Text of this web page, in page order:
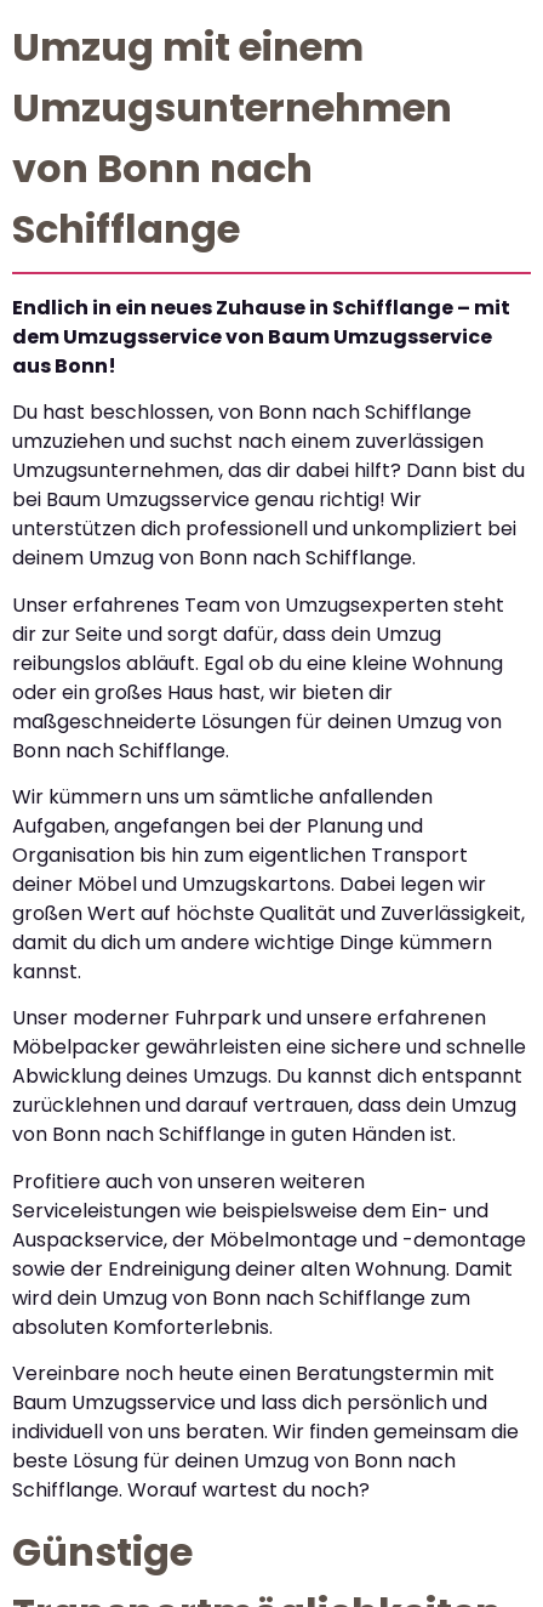
Umzug mit einem
Umzugsunternehmen
von Bonn nach
Schifflange
Endlich in ein neues Zuhause in Schifflange – mit
dem Umzugsservice von Baum Umzugsservice
aus Bonn!
Du hast beschlossen, von Bonn nach Schifflange
umzuziehen und suchst nach einem zuverlässigen
Umzugsunternehmen, das dir dabei hilft? Dann bist du
bei Baum Umzugsservice genau richtig! Wir
unterstützen dich professionell und unkompliziert bei
deinem Umzug von Bonn nach Schifflange.
Unser erfahrenes Team von Umzugsexperten steht
dir zur Seite und sorgt dafür, dass dein Umzug
reibungslos abläuft. Egal ob du eine kleine Wohnung
oder ein großes Haus hast, wir bieten dir
maßgeschneiderte Lösungen für deinen Umzug von
Bonn nach Schifflange.
Wir kümmern uns um sämtliche anfallenden
Aufgaben, angefangen bei der Planung und
Organisation bis hin zum eigentlichen Transport
deiner Möbel und Umzugskartons. Dabei legen wir
großen Wert auf höchste Qualität und Zuverlässigkeit,
damit du dich um andere wichtige Dinge kümmern
kannst.
Unser moderner Fuhrpark und unsere erfahrenen
Möbelpacker gewährleisten eine sichere und schnelle
Abwicklung deines Umzugs. Du kannst dich entspannt
zurücklehnen und darauf vertrauen, dass dein Umzug
von Bonn nach Schifflange in guten Händen ist.
Profitiere auch von unseren weiteren
Serviceleistungen wie beispielsweise dem Ein- und
Auspackservice, der Möbelmontage und -demontage
sowie der Endreinigung deiner alten Wohnung. Damit
wird dein Umzug von Bonn nach Schifflange zum
absoluten Komforterlebnis.
Vereinbare noch heute einen Beratungstermin mit
Baum Umzugsservice und lass dich persönlich und
individuell von uns beraten. Wir finden gemeinsam die
beste Lösung für deinen Umzug von Bonn nach
Schifflange. Worauf wartest du noch?
Günstige